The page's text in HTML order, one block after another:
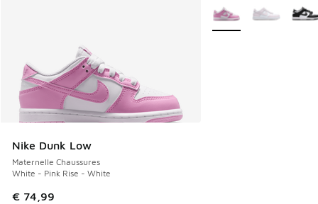
Nike Dunk Low
Maternelle Chaussures
White - Pink Rise - White
€ 74,99
Plus de couleurs